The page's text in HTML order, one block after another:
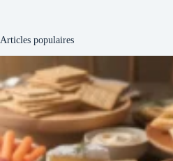
Articles populaires